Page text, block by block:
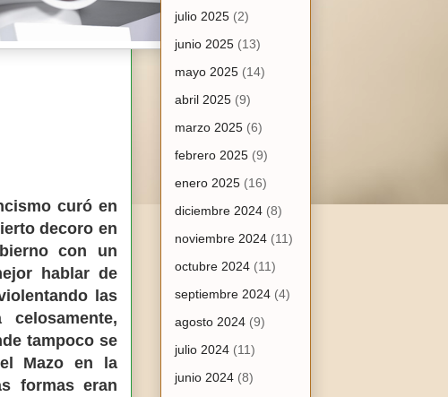
curó en
decoro en
con un
hablar de
las
tampoco se
Mazo en la
formas eran
julio 2025 (2)
junio 2025 (13)
mayo 2025 (14)
abril 2025 (9)
marzo 2025 (6)
febrero 2025 (9)
enero 2025 (16)
diciembre 2024 (8)
noviembre 2024 (11)
octubre 2024 (11)
septiembre 2024 (4)
agosto 2024 (9)
julio 2024 (11)
junio 2024 (8)